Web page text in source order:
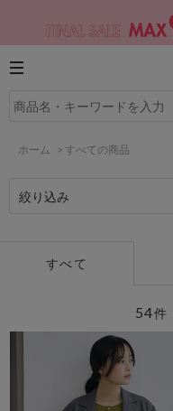
ホーム > すべての商品
絞り込み
すべて
54件